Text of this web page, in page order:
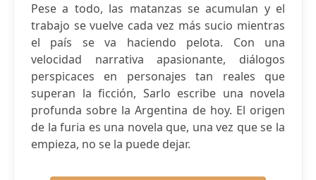
Pese a todo, las matanzas se acumulan y el
trabajo se vuelve cada vez más sucio mientras
el país se va haciendo pelota. Con una
velocidad narrativa apasionante, diálogos
perspicaces en personajes tan reales que
superan la ficción, Sarlo escribe una novela
profunda sobre la Argentina de hoy. El origen
de la furia es una novela que, una vez que se la
empieza, no se la puede dejar.